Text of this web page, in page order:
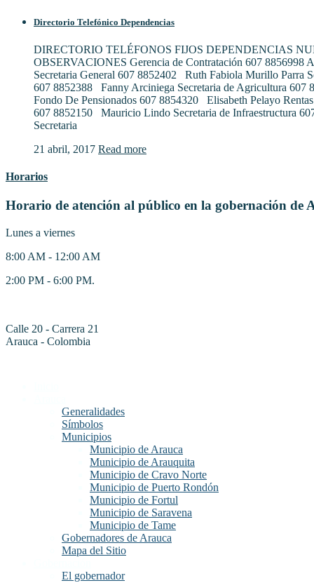
Directorio Telefónico Dependencias
DIRECTORIO TELÉFONOS FIJOS DEPENDENCIAS
OBSERVACIONES Gerencia de Contratación 607 8856998
Secretaria General 607 8852402 Ruth Fabiola Murillo Parra
607 8852388 Fanny Arciniega Secretaria de Agricultura 607
Fondo De Pensionados 607 8854320 Elisabeth Pelayo
607 8852150 Mauricio Lindo Secretaria de Infraestructura
Secretaria
21 abril, 2017 Read more
Horarios
Horario de atención al público en la gobernación de
Lunes a viernes
8:00 AM - 12:00 AM
2:00 PM - 6:00 PM.
Calle 20 - Carrera 21
Arauca - Colombia
Generalidades
Símbolos
Municipios
Municipio de Arauca
Municipio de Arauquita
Municipio de Cravo Norte
Municipio de Puerto Rondón
Municipio de Fortul
Municipio de Saravena
Municipio de Tame
Gobernadores de Arauca
Mapa del Sitio
El gobernador